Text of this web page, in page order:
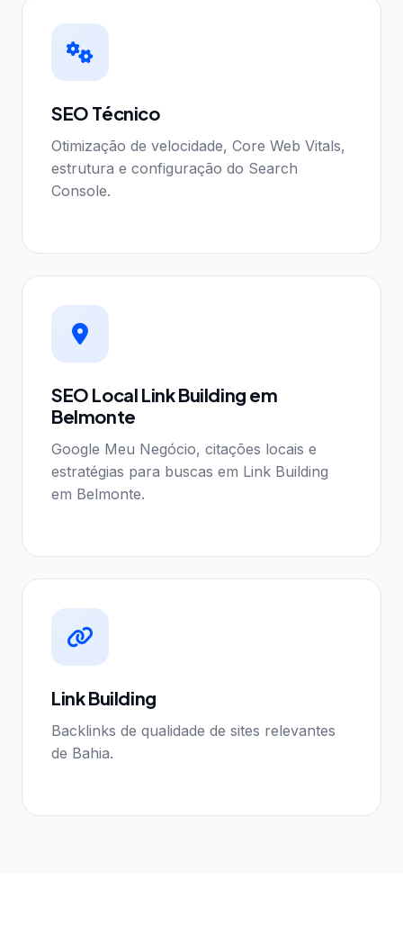
SEO Técnico
Otimização de velocidade, Core Web Vitals,
estrutura e configuração do Search
Console.
SEO Local Link Building em
Belmonte
Google Meu Negócio, citações locais e
estratégias para buscas em Link Building
em Belmonte.
Link Building
Backlinks de qualidade de sites relevantes
de Bahia.